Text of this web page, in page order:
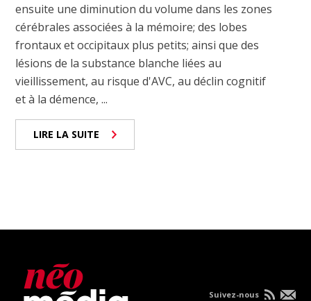
ensuite une diminution du volume dans les zones
cérébrales associées à la mémoire; des lobes
frontaux et occipitaux plus petits; ainsi que des
lésions de la substance blanche liées au
vieillissement, au risque d'AVC, au déclin cognitif
et à la démence, ...
LIRE LA SUITE
Suivez-nous